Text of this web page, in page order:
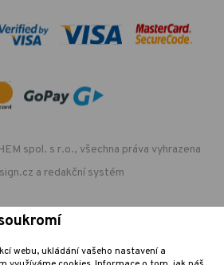
spol. s r.o., všechna práva vyhrazena
a redakční systém
- označení provozovny:
je prodávající povinen vystavit kupujícímu
webu, ukládání vašeho nastavení a